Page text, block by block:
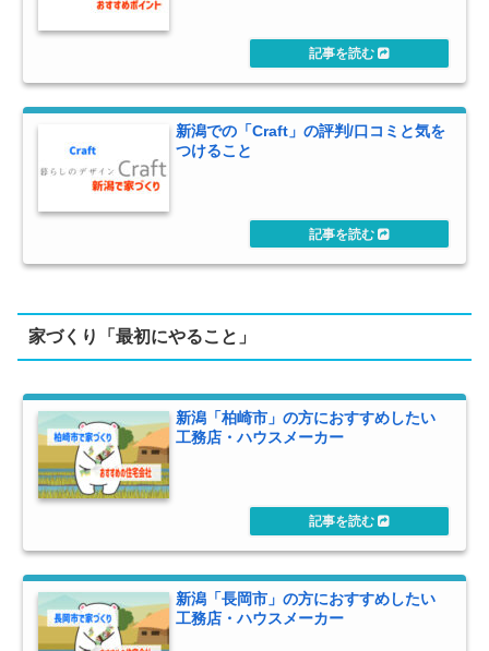
新潟での「Craft」の評判/口コミと気を
つけること
家づくり「最初にやること」
新潟「柏崎市」の方におすすめしたい
工務店・ハウスメーカー
新潟「長岡市」の方におすすめしたい
工務店・ハウスメーカー